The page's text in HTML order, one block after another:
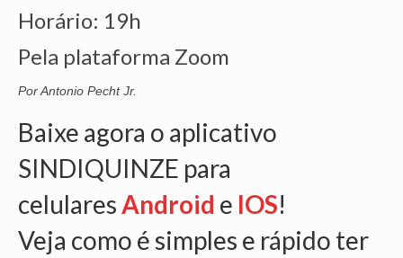
APOSENTADOS
AGENTES DE POLÍCIA JUDICIAL
ANALISTAS JUDICIÁRIOS
ACESSIBILIDADE E INCLUSÃO
LGBTQIA+
MULHERES
OFICIAIS DE JUSTIÇA
Horário: 19h
Pela plataforma Zoom
Por Antonio Pecht Jr.
Baixe agora o aplicativo
SINDIQUINZE para
celularesAndroid e IOS!
Veja como é simples e rápido ter